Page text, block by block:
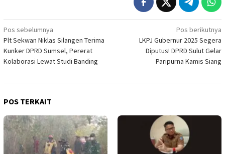
Navigasi
pos
Pos sebelumnya
Plt Sekwan Niklas Silangen Terima
Kunker DPRD Sumsel, Pererat
Kolaborasi Lewat Studi Banding
Pos berikutnya
LKPJ Gubernur 2025 Segera
Diputus! DPRD Sulut Gelar
Paripurna Kamis Siang
POS TERKAIT